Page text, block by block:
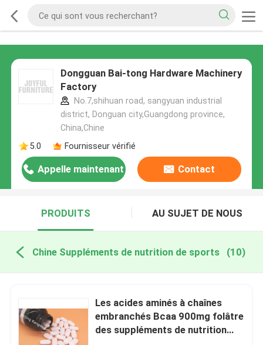
Dongguan Bai-tong Hardware Machinery
Factory
No.7,shihuan road, sangyuan industrial
district, Donguan city,Guangdong province,
China,Chine
5.0
Fournisseur vérifié
Appelle maintenant Contact
PRODUITS AU SUJET DE NOUS
Chine Suppléments de nutrition de sports (10)
Les acides aminés à chaînes
embranchés Bcaa 900mg folâtre
des suppléments de nutrition